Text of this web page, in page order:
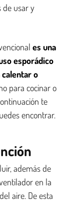
de usar y
es una
esporádico
o
para cocinar o
te
encontrar.
además de
en la
aire. De esta